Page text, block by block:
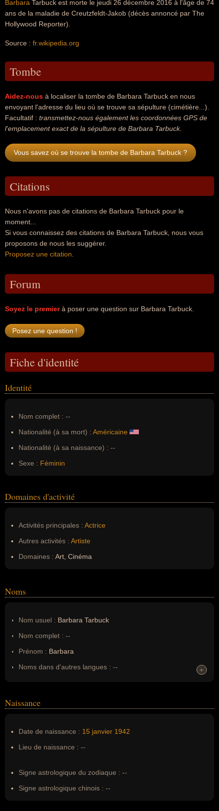
Barbara Tarbuck est morte le jeudi 26 décembre 2016 à l'âge de 74
ans de la maladie de Creutzfeldt-Jakob (décès annoncé par The
Hollywood Reporter).
Source : fr.wikipedia.org
Tombe
Aidez-nous à localiser la tombe de Barbara Tarbuck en nous
envoyant l'adresse du lieu où se trouve sa sépulture (cimétière...).
Facultatif : transmettez-nous également les coordonnées GPS de
l'emplacement exact de la sépulture de Barbara Tarbuck.
Vous savez où se trouve la tombe de Barbara Tarbuck ?
Citations
Nous n'avons pas de citations de Barbara Tarbuck pour le
moment...
Si vous connaissez des citations de Barbara Tarbuck, nous vous
proposons de nous les suggérer.
Proposez une citation
Forum
Soyez le premierà poser une question sur Barbara Tarbuck.
Fiche d'identité
Identité
Nom complet : --
Nationalité (à sa mort) : Américaine
Nationalité (à sa naissance) : --
Sexe : Féminin
Domaines d'activité
Activités principales : Actrice
Autres activités : Artiste
Domaines : Art, Cinéma
Noms
Nom usuel : Barbara Tarbuck
Nom complet : --
Prénom : Barbara
Noms dans d'autres langues : --
Nom de famille :Tarbuck
+
+
Naissance
Date de naissance : 15 janvier 1942
Lieu de naissance : --
Signe astrologique du zodiaque : --
Signe astrologique chinois : --